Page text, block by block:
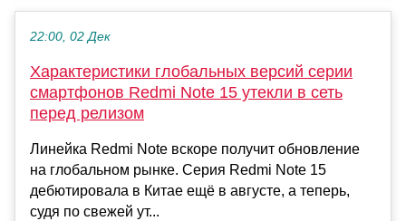
22:00, 02 Дек
Характеристики глобальных версий серии
смартфонов Redmi Note 15 утекли в сеть
перед релизом
Линейка Redmi Note вскоре получит обновление
на глобальном рынке. Серия Redmi Note 15
дебютировала в Китае ещё в августе, а теперь,
судя по свежей ут...